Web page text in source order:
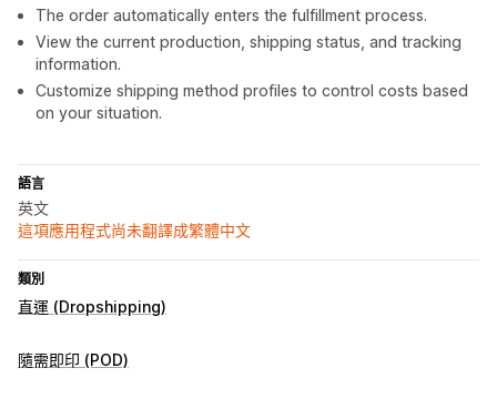
The order automatically enters the fulfillment process.
View the current production, shipping status, and tracking
information.
Customize shipping method profiles to control costs based
on your situation.
語言
英文
這項應用程式尚未翻譯成繁體中文
類別
直運 (Dropshipping)
隨需即印 (POD)